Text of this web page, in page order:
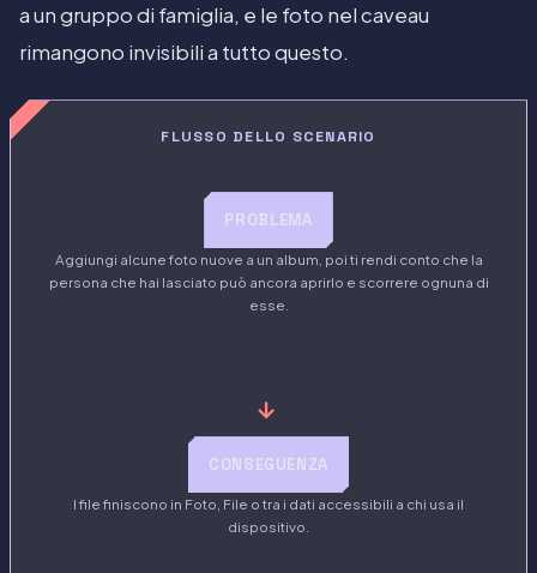
a un gruppo di famiglia, e le foto nel caveau
rimangono invisibili a tutto questo.
FLUSSO DELLO SCENARIO
PROBLEMA
Aggiungi alcune foto nuove a un album, poi ti rendi conto che la
persona che hai lasciato può ancora aprirlo e scorrere ognuna di
esse.
→
CONSEGUENZA
I file finiscono in Foto, File o tra i dati accessibili a chi usa il
dispositivo.